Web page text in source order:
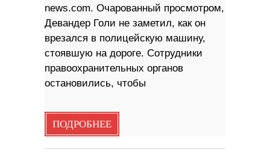
news.com. Очарованный просмотром,
Девандер Голи не заметил, как он
врезался в полицейскую машину,
стоявшую на дороге. Сотрудники
правоохранительных органов
остановились, чтобы
ПОДРОБНЕЕ